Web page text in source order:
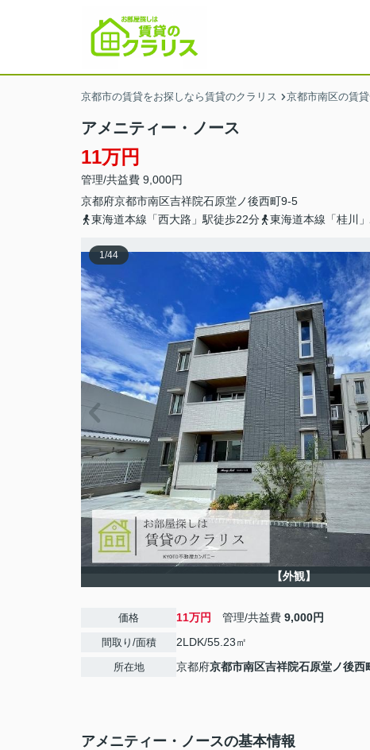
京都市の賃貸をお探しなら賃貸のクラリス 京都市南区の賃
アメニティー・ノース
11万円
管理/共益費 9,000円
京都府京都市南区吉祥院石原堂ノ後西町9-5
東海道本線「西大路」駅徒歩22分
東海道本線「桂川
1/44
【外観】
価格 11万円 管理/共益費 9,000円
間取り/面積 2LDK/55.23㎡
所在地 京都府京都市南区吉祥院石原堂ノ後西
アメニティー・ノースの基本情報